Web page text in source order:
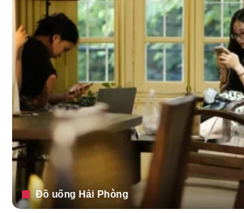
Đồ uống Hải Phòng